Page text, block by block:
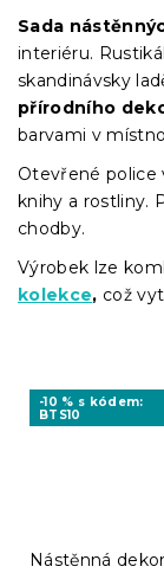
Sada
interiéru.
skandinávsky
přírodního
barvami v
Otevřené police
knihy a rostliny.
chodby.
Výrobek lze
kolekce, což
-10 % s kódem:
BTS10
Nástěnná